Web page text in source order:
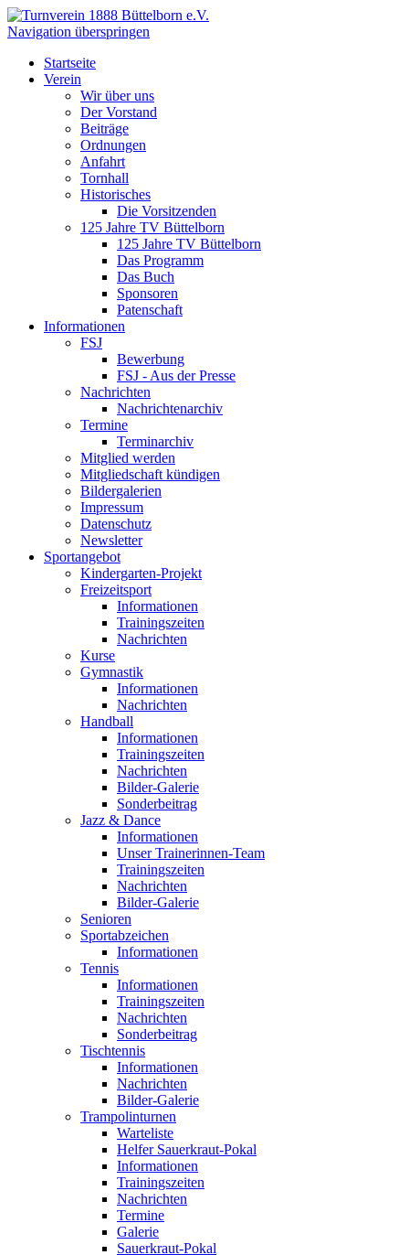
Navigation überspringen
Startseite
Verein
Wir über uns
Der Vorstand
Beiträge
Ordnungen
Anfahrt
Tornhall
Historisches
Die Vorsitzenden
125 Jahre TV Büttelborn
125 Jahre TV Büttelborn
Das Programm
Das Buch
Sponsoren
Patenschaft
Informationen
FSJ
Bewerbung
FSJ - Aus der Presse
Nachrichten
Nachrichtenarchiv
Termine
Terminarchiv
Mitglied werden
Mitgliedschaft kündigen
Bildergalerien
Impressum
Datenschutz
Newsletter
Sportangebot
Kindergarten-Projekt
Freizeitsport
Informationen
Trainingszeiten
Nachrichten
Kurse
Gymnastik
Informationen
Nachrichten
Handball
Informationen
Trainingszeiten
Nachrichten
Bilder-Galerie
Sonderbeitrag
Jazz & Dance
Informationen
Unser Trainerinnen-Team
Trainingszeiten
Nachrichten
Bilder-Galerie
Senioren
Sportabzeichen
Informationen
Tennis
Informationen
Trainingszeiten
Nachrichten
Sonderbeitrag
Tischtennis
Informationen
Nachrichten
Bilder-Galerie
Trampolinturnen
Warteliste
Helfer Sauerkraut-Pokal
Informationen
Trainingszeiten
Nachrichten
Termine
Galerie
Sauerkraut-Pokal